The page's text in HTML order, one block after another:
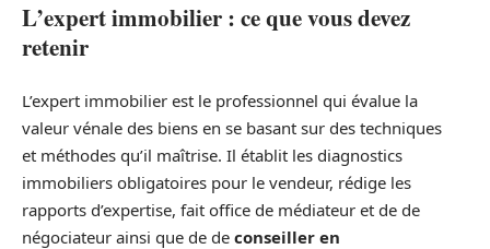
L’expert immobilier : ce que vous devez
retenir
L’expert immobilier est le professionnel qui évalue la
valeur vénale des biens en se basant sur des techniques
et méthodes qu’il maîtrise. Il établit les diagnostics
immobiliers obligatoires pour le vendeur, rédige les
rapports d’expertise, fait office de médiateur et de de
négociateur ainsi que de de conseiller en